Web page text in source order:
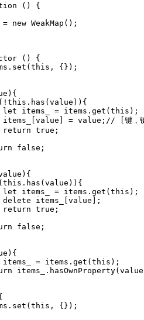
( ) {
= new WeakMap ();
( ) {
set ( this , {});
){
this . has (value)){
let items_ = items. get ( this );
= value;
// [键，
return true ;
false ;
){
this . has (value)){
let items_ = items. get ( this );
delete items_[value];
return true ;
false ;
){
items_ = items. get ( this );
items_. hasOwnProperty
set ( this , {});